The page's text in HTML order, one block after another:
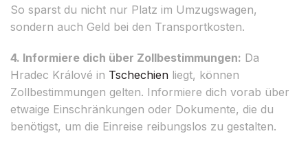
So sparst du nicht nur Platz im Umzugswagen,
sondern auch Geld bei den Transportkosten.
4. Informiere dich über Zollbestimmungen: Da
Hradec Králové in Tschechien liegt, können
Zollbestimmungen gelten. Informiere dich vorab über
etwaige Einschränkungen oder Dokumente, die du
benötigst, um die Einreise reibungslos zu gestalten.